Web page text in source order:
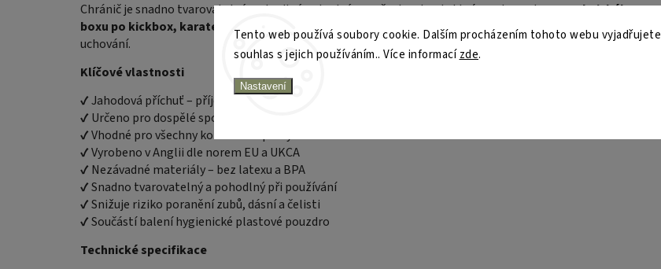
Tento web používá soubory cookie. Dalším procházením tohoto webu vyjadřujete
souhlas s jejich používáním.. Více informacízde.
Nastavení
Chránič je snadno tvarovatelný, pohodlný a vhodný pro všechny kontaktní sporty – odMMA a thajského
boxu po kickbox, karate nebo rugby . Součástí balení je i praktické plastové pouzdro
pro hygienické
uchování.
Klíčové vlastnosti
✔ Jahodová příchuť – příjemnější používání
✔ Určeno pro dospělé sportovce
✔ Vhodné pro všechny kontaktní sporty
✔ Vyrobeno v Anglii dle norem EU a UKCA
✔ Nezávadné materiály – bez latexu a BPA
✔ Snadno tvarovatelný a pohodlný při používání
✔ Snižuje riziko poranění zubů, dásní a čelisti
✔ Součástí balení hygienické plastové pouzdro
Technické specifikace